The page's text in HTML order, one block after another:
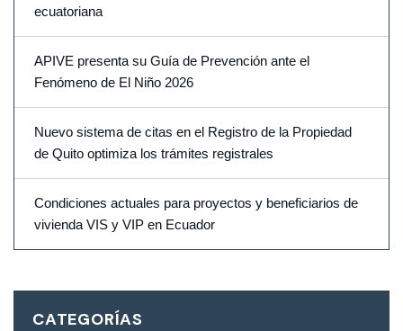
ecuatoriana
APIVE presenta su Guía de Prevención ante el
Fenómeno de El Niño 2026
Nuevo sistema de citas en el Registro de la Propiedad
de Quito optimiza los trámites registrales
Condiciones actuales para proyectos y beneficiarios de
vivienda VIS y VIP en Ecuador
CATEGORÍAS